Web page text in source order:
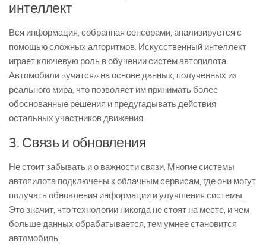
интеллект
Вся информация, собранная сенсорами, анализируется с
помощью сложных алгоритмов. Искусственный интеллект
играет ключевую роль в обучении систем автопилота.
Автомобили «учатся» на основе данных, полученных из
реального мира, что позволяет им принимать более
обоснованные решения и предугадывать действия
остальных участников движения.
3. Связь и обновления
Не стоит забывать и о важности связи. Многие системы
автопилота подключены к облачным сервисам, где они могут
получать обновления информации и улучшения системы.
Это значит, что технологии никогда не стоят на месте, и чем
больше данных обрабатывается, тем умнее становится
автомобиль.